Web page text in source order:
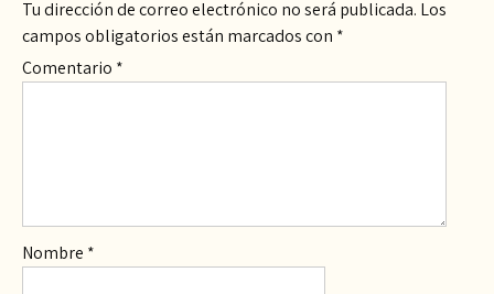
Tu dirección de correo electrónico no será publicada. Los
campos obligatorios están marcados con *
Comentario *
Nombre *